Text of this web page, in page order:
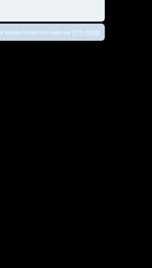
Le fuseau horaire est réglé sur UTC+02:00